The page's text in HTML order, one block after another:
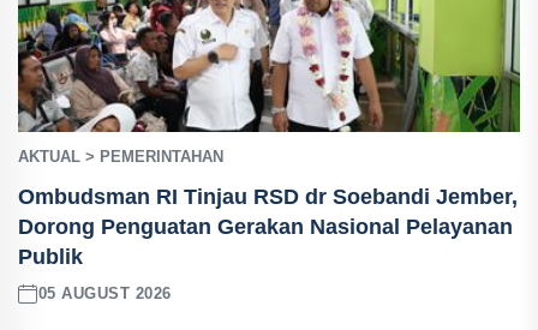
AKTUAL > PEMERINTAHAN
Ombudsman RI Tinjau RSD dr Soebandi Jember,
Dorong Penguatan Gerakan Nasional Pelayanan
Publik
05 AUGUST 2026